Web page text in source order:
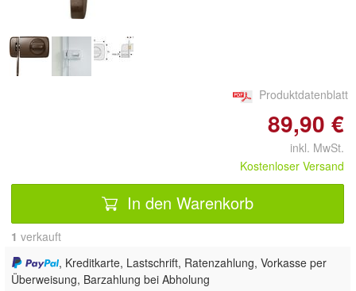
Produktdatenblatt
89,90 €
inkl. MwSt.
Kostenloser Versand
In den Warenkorb
1 verkauft
, Kreditkarte, Lastschrift, Ratenzahlung, Vorkasse per
Überweisung, Barzahlung bei Abholung